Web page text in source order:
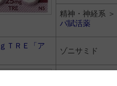
精神・神経系 ＞
パ賦活薬
ＴＲＥ「ア
ゾニサミド